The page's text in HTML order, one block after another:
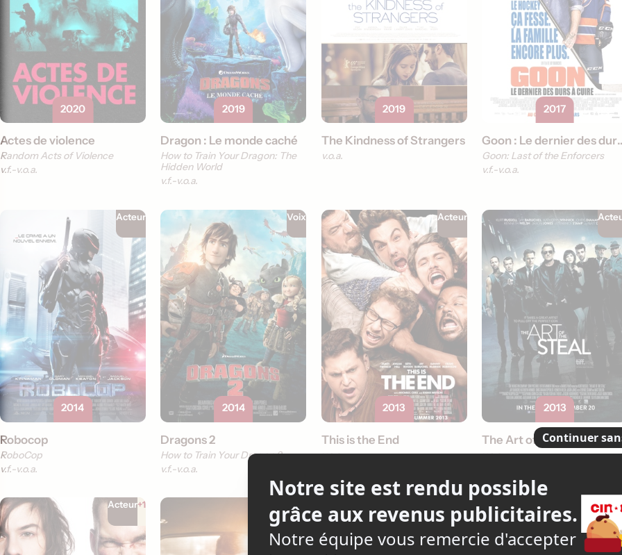
2020
Actes de violence
Random Acts of Violence
v.f. v.o.a.
2019
Dragon : Le monde caché
How to Train Your Dragon: The
Hidden World
v.f. v.o.a.
2019
The Kindness of Strangers
v.o.a.
2017
Goon : Le
Goon: Last of the Enforcers
v.f. v.o.a.
Acteur
2014
Robocop
RoboCop
v.f. v.o.a.
Voix
2014
Dragons 2
How to Train Your Dragon 2
v.f. v.o.a.
Acteur
2013
This is the End
v.o.a.
2013
The Art of the Steal
v.o.a.
Acteur+1 Acteur